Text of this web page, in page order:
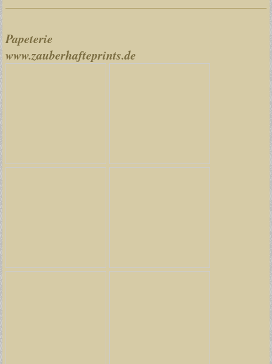
Papeterie
www.zauberhafteprints.de